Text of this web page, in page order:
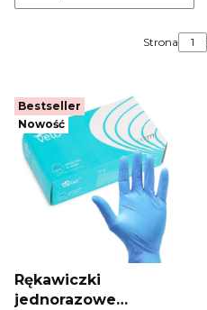
Strona
Bestseller
Nowość
Rękawiczki
jednorazowe